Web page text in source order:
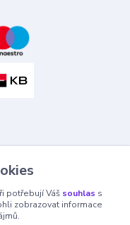
potřebují Váš souhlas s
zobrazovat informace